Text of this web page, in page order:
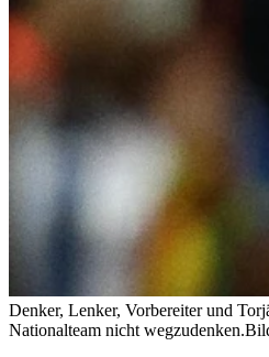
Denker, Lenker, Vorbereiter und
Nationalteam nicht wegzudenken.